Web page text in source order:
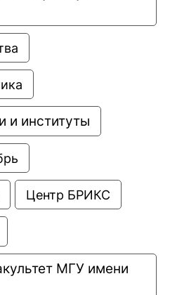
и институты
Центр БРИКС
МГУ имени